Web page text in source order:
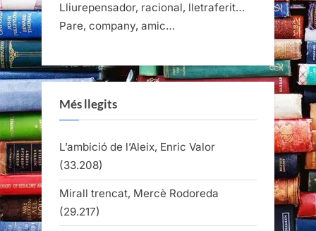
Lliurepensador, racional, lletraferit…
Pare, company, amic…
Més llegits
L’ambició de l’Aleix, Enric Valor
(33.208)
Mirall trencat, Mercè Rodoreda
(29.217)